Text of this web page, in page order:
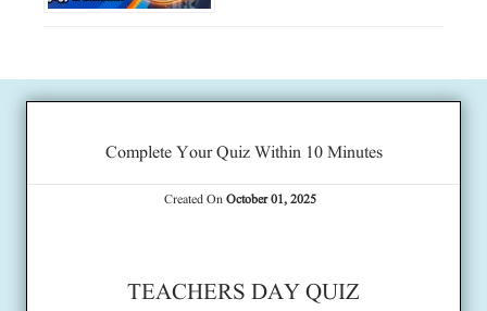
Complete Your Quiz Within 10 Minutes
Created OnOctober 01, 2025
TEACHERS DAY QUIZ